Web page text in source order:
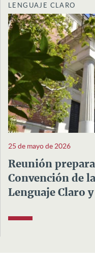
LENGUAJE CLARO
25 de mayo de 2026
Reunión
Convención de
Lenguaje Claro